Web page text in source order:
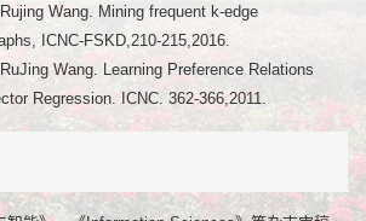
Wang. Mining frequent k-edge
ICNC-FSKD,210-215,2016.
Wang. Learning Preference Relations
Regression. ICNC. 362-366,2011.